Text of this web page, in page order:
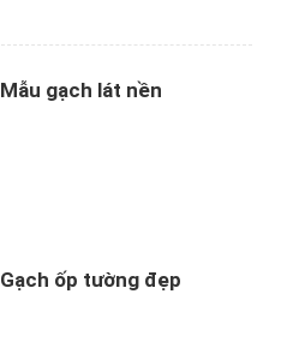
Mẫu gạch lát nền
Gạch ốp tường đẹp